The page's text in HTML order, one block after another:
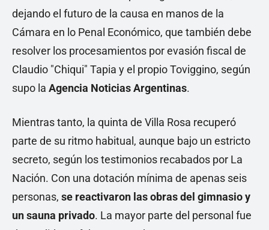
dejando el futuro de la causa en manos de la
Cámara en lo Penal Económico, que también debe
resolver los procesamientos por evasión fiscal de
Claudio "Chiqui" Tapia y el propio Toviggino, según
supo la Agencia Noticias Argentinas.
Mientras tanto, la quinta de Villa Rosa recuperó
parte de su ritmo habitual, aunque bajo un estricto
secreto, según los testimonios recabados por La
Nación. Con una dotación mínima de apenas seis
personas, se reactivaron las obras del gimnasio y
un sauna privado. La mayor parte del personal fue